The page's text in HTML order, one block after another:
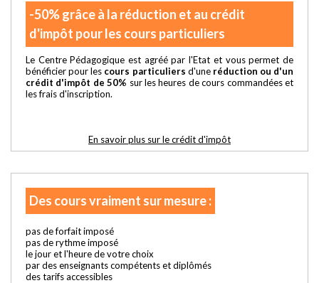
-50% grâce à la réduction et au crédit
d'impôt pour les cours particuliers
Le Centre Pédagogique est agréé par l'Etat et vous permet de
bénéficier pour les cours particuliers d'une réduction ou d'un
crédit d'impôt de 50% sur les heures de cours commandées et
les frais d'inscription.
En savoir plus sur le crédit d'impôt
Des cours vraiment sur mesure :
pas de forfait imposé
pas de rythme imposé
le jour et l'heure de votre choix
par des enseignants compétents et diplômés
des tarifs accessibles